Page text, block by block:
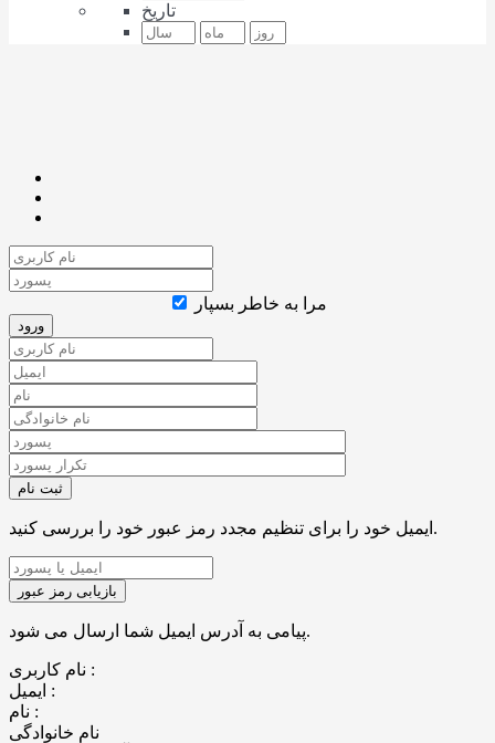
تاریخ
مرا به خاطر بسپار
ایمیل خود را برای تنظیم مجدد رمز عبور خود را بررسی کنید.
پیامی به آدرس ایمیل شما ارسال می شود.
نام کاربری :
ایمیل :
نام :
نام خانوادگی